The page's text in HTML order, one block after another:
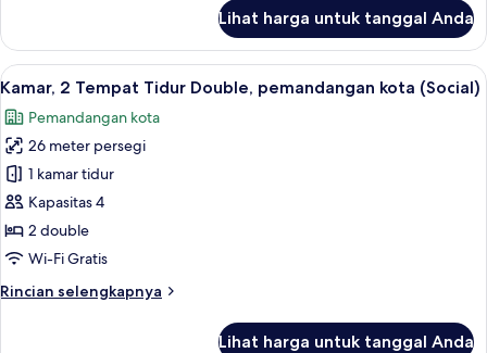
Kamar,
Tempat
King,
pemandangan
kota
(Social)
Lihat harga untuk tanggal Anda
Lihat
semua
foto
untuk
Kamar,
2
Tempat
Tidur
pemandangan
Seprai antialergi, brankas, meja
7
Kamar, 2 Tempat Tidur Double, pemandangan kota (Social)
Pemandangan kota
26 meter persegi
1 kamar tidur
Kapasitas 4
2 double
Wi-Fi Gratis
Rincian selengkapnya
Rincian
Lihat harga untuk tanggal Anda